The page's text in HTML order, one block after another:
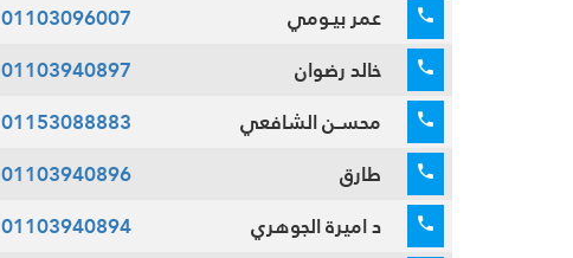
عمر بيـومي
01103096007
خالد رضوان
01103940897
محسـن الشافعي
01153088883
طارق
01103940896
د اميرة الجوهري
01103940894